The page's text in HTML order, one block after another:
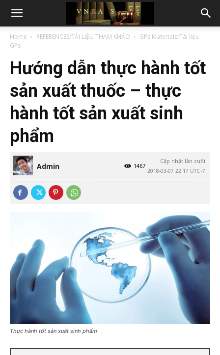
Home REFERENCES/TÀI LIỆU THAM KHẢO
GPs Materials/Tài liệu
GPs
Hướng dẫn thực hành tốt
sản xuất thuốc – thực
hành tốt sản xuất sinh
phẩm
Admin
Cập nhật lần cuối
2018-03-07 22:17 UTC+7
1467
Thực hành tốt sản xuất sinh phẩm